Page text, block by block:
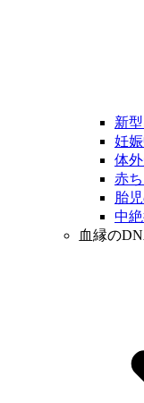
新
妊
体
赤
胎
中
血縁の